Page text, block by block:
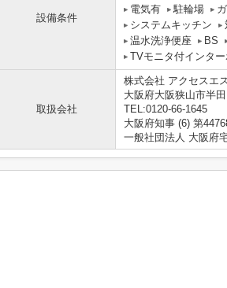
設備条件
電気有
駐輪場
システムキッチン
温水洗浄便座
BS
TVモニタ付インター
取扱会社
株式会社 アクセスエ
大阪府大阪狭山市半
TEL:0120-66-1645
大阪府知事 (6) 第
一般社団法人 大阪府